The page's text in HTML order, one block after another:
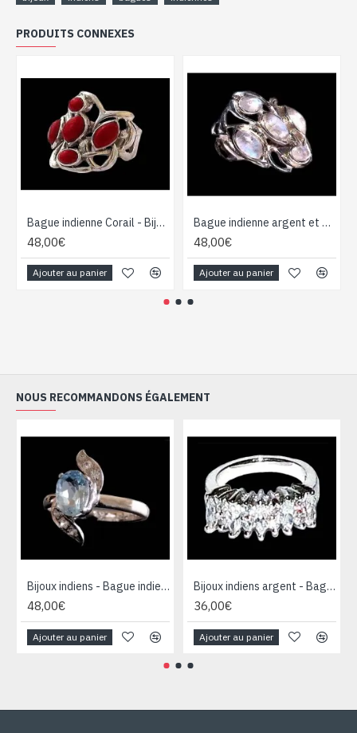
PRODUITS CONNEXES
Bague indienne Corail - Bijoux indiens
48,00€
Ajouter au panier
Bague indienne argent et Pierre de Lune - Bijoux indiens
48,00€
Ajouter au panier
NOUS RECOMMANDONS ÉGALEMENT
Bijoux indiens - Bague indienne rhodiée Topaze
48,00€
Ajouter au panier
Bijoux indiens argent - Bague indienne oxyde de Zirconium
36,00€
Ajouter au panier